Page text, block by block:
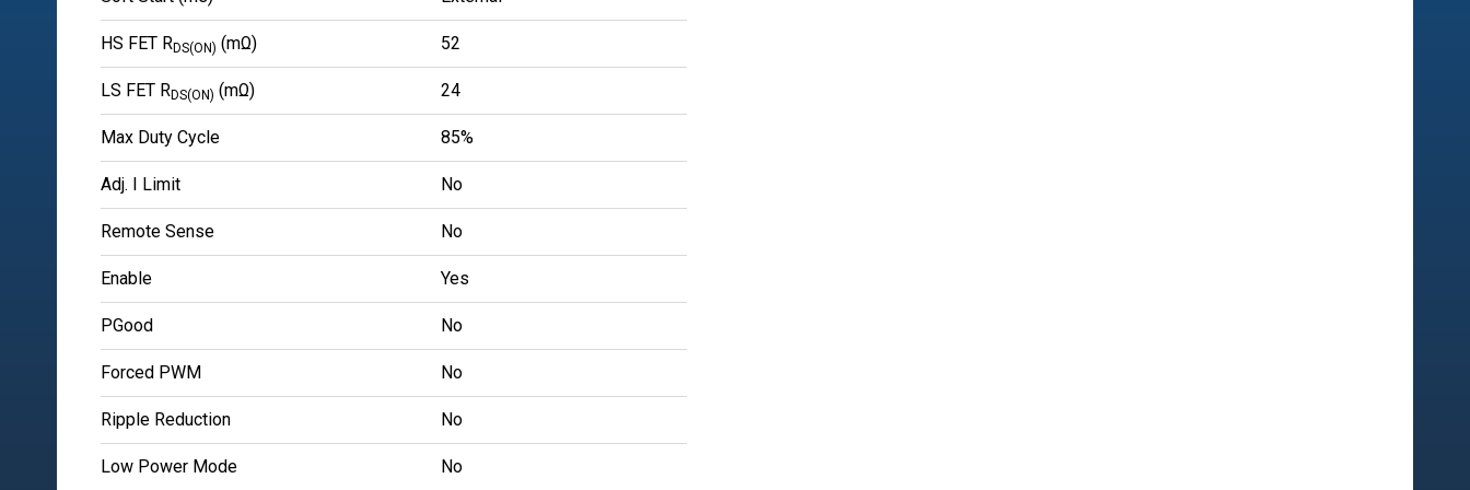
HS FET RDS(ON) (mΩ) 52
LS FET RDS(ON) (mΩ) 24
Max Duty Cycle 85%
Adj. I Limit No
Remote Sense No
Enable Yes
PGood No
Forced PWM No
Ripple Reduction No
Low Power Mode No